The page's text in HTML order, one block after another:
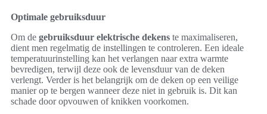
Optimale gebruiksduur
Om de gebruiksduur elektrische dekens te maximaliseren,
dient men regelmatig de instellingen te controleren. Een ideale
temperatuurinstelling kan het verlangen naar extra warmte
bevredigen, terwijl deze ook de levensduur van de deken
verlengt. Verder is het belangrijk om de deken op een veilige
manier op te bergen wanneer deze niet in gebruik is. Dit kan
schade door opvouwen of knikken voorkomen.